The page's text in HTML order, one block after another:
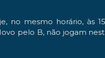
mesmo horário, às
pelo B, não jogam